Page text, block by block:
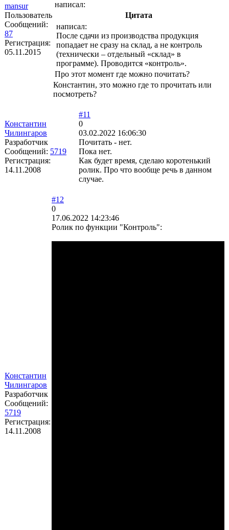
mansur
Пользователь
Сообщений:
87
Регистрация:
05.11.2015
написал:
Цитата
написал:
После сдачи из производства продукция
попадает не сразу на склад, а не контроль
(технически – отдельный «склад» в
программе). Проводится «контроль».
Про этот момент где можно почитать?
Константин, это можно где то прочитать или
посмотреть?
Константин
Чилингаров
Разработчик
Сообщений: 5719
Регистрация:
14.11.2008
#11
0
03.02.2022 16:06:30
Почитать - нет.
Пока нет.
Как будет время, сделаю коротенький
ролик. Про что вообще речь в данном
случае.
Константин
Чилингаров
Разработчик
Сообщений:
5719
Регистрация:
14.11.2008
#12
0
17.06.2022 14:23:46
Ролик по функции "Контроль":